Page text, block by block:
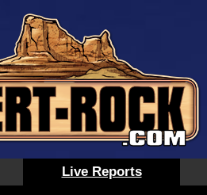
Live Reports